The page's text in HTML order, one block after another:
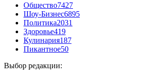
Общество7427
Шоу-Бизнес6895
Политика2031
Здоровье419
Кулинария187
Пикантное50
Выбор редакции: